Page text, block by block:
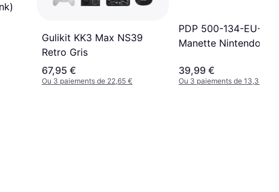
Gulikit KK3 Max NS39
Retro Gris
67,95 €
Ou 3 paiements de 22,65 €
PDP 500-134-EU-
Manette Nintendo
39,99 €
Ou 3 paiements de 13,33 €